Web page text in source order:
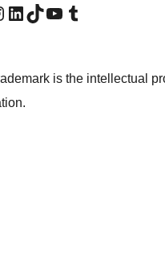
号 关注我们的 LinkedIn 主页访问我们的 TikTok 账号访问我们的 YouTube 频道 访问我们的 Tumblr 账号
is the intellectual